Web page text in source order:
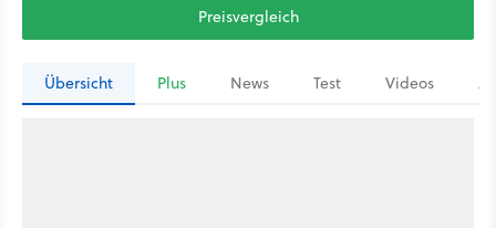
Preisvergleich
Übersicht Plus News Test Videos